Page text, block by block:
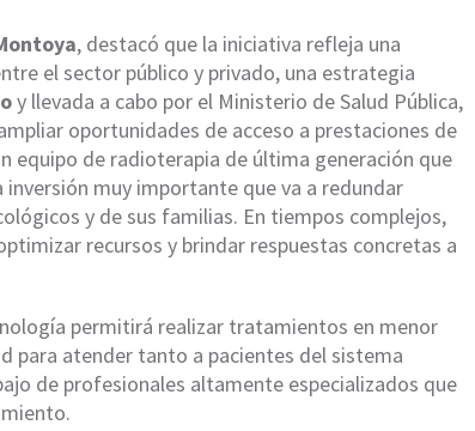
, destacó que la iniciativa refleja una
el sector público y privado, una estrategia
y llevada a cabo por el Ministerio de Salud Pública,
oportunidades de acceso a prestaciones de
equipo de radioterapia de última generación que
muy importante que va a redundar
y de sus familias. En tiempos complejos,
recursos y brindar respuestas concretas a
permitirá realizar tratamientos en menor
para atender tanto a pacientes del sistema
de profesionales altamente especializados que